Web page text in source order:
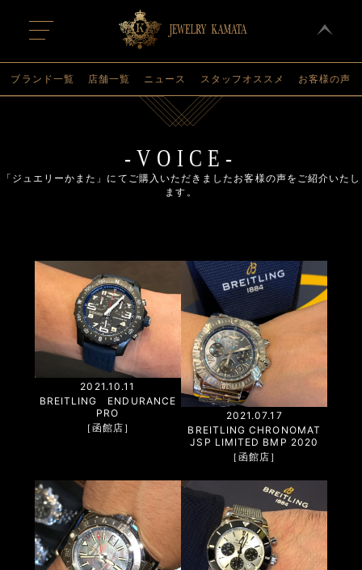
t
o
g
l
n
i
ブランド一覧 店舗一覧 ニュース スタッフオススメ お客様の声
-VOICE-
「ジュエリーかまた」にてご購入いただきましたお客様の声をご紹介いたし
ます。
2021.10.11
BREITLING ENDURANCE
PRO
［函館店］
2021.07.17
BREITLING CHRONOMAT
JSP LIMITED BMP 2020
［函館店］